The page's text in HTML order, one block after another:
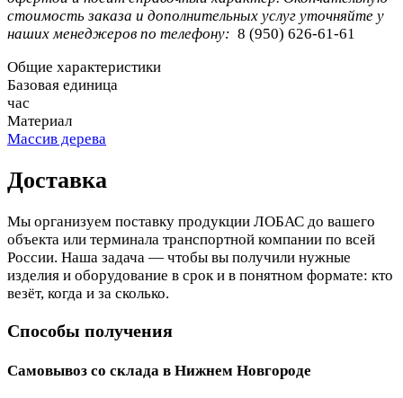
стоимость заказа и дополнительных услуг уточняйте у
наших менеджеров по телефону: 8 (950) 626-61-61
Общие характеристики
Базовая единица
час
Материал
Массив дерева
Доставка
Мы организуем поставку продукции ЛОБАС до вашего
объекта или терминала транспортной компании по всей
России. Наша задача — чтобы вы получили нужные
изделия и оборудование в срок и в понятном формате: кто
везёт, когда и за сколько.
Способы получения
Самовывоз со склада в Нижнем Новгороде